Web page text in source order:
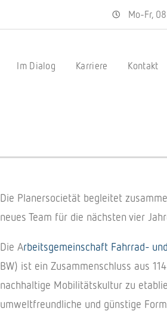
Mo-Fr,
Im Dialog Karriere Kontakt
Die Planersocietät begleitet
neues Team für die nächsten vier
Die Arbeitsgemeinschaft Fahrrad-
BW) ist ein Zusammenschluss aus
nachhaltige Mobilitätskultur zu
umweltfreundliche und günstige